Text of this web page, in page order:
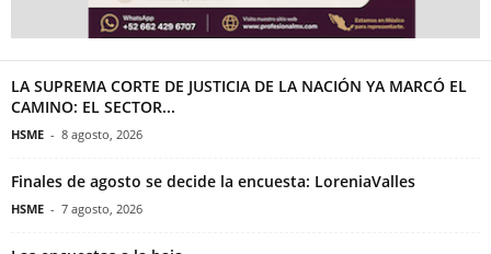
LA SUPREMA CORTE DE JUSTICIA DE LA NACIÓN YA MARCÓ EL
CAMINO: EL SECTOR...
HSME - 8 agosto, 2026
Finales de agosto se decide la encuesta: LoreniaValles
HSME - 7 agosto, 2026